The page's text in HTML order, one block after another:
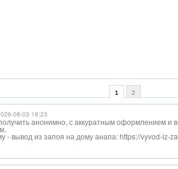
1 2
08-03 18:23
анонимно, с аккуратным оформлением и
- вывод из запоя на дому анапа: https://vyvod-iz-